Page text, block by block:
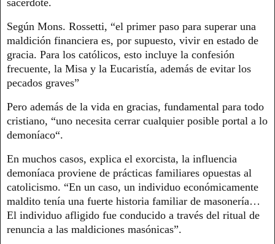
sacerdote.
Según Mons. Rossetti, “el primer paso para superar una
maldición financiera es, por supuesto, vivir en estado de
gracia. Para los católicos, esto incluye la confesión
frecuente, la Misa y la Eucaristía, además de evitar los
pecados graves”
Pero además de la vida en gracias, fundamental para todo
cristiano, “uno necesita cerrar cualquier posible portal a lo
demoníaco“.
En muchos casos, explica el exorcista, la influencia
demoníaca proviene de prácticas familiares opuestas al
catolicismo. “En un caso, un individuo económicamente
maldito tenía una fuerte historia familiar de masonería…
El individuo afligido fue conducido a través del ritual de
renuncia a las maldiciones masónicas”.